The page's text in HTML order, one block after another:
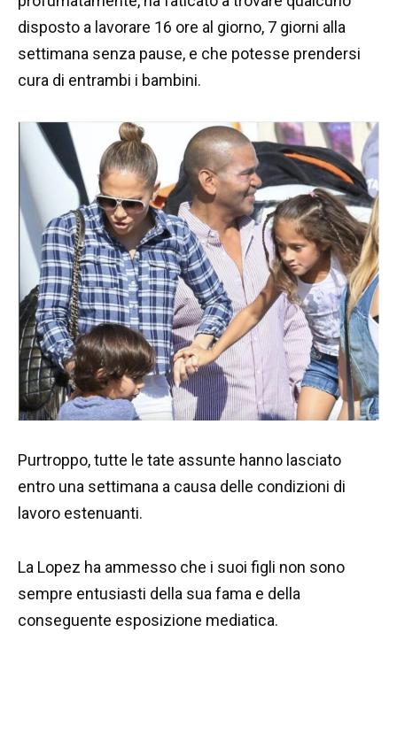
disposto a lavorare 16 ore al giorno, 7 giorni alla
settimana senza pause, e che potesse prendersi
cura di entrambi i bambini.
Purtroppo, tutte le tate assunte hanno lasciato
entro una settimana a causa delle condizioni di
lavoro estenuanti.
La Lopez ha ammesso che i suoi figli non sono
sempre entusiasti della sua fama e della
conseguente esposizione mediatica.